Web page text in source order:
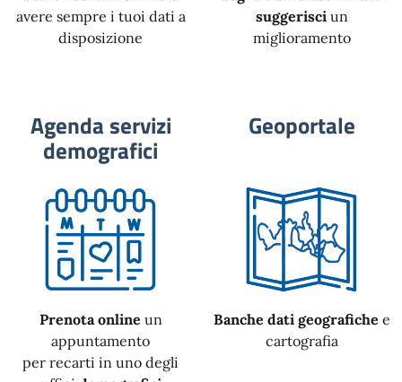
avere sempre i tuoi dati a
disposizione
suggerisciun
miglioramento
Agenda servizi
demografici
Prenota online un
appuntamento
per recarti in uno degli
Geoportale
Banche dati geografiche e
cartografia